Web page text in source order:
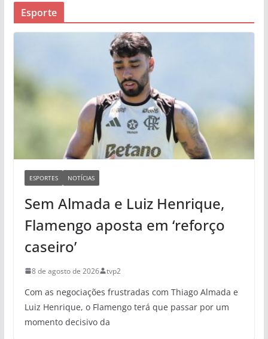
Esporte
ESPORTES NOTÍCIAS
Sem Almada e Luiz Henrique,
Flamengo aposta em ‘reforço
caseiro’
8 de agosto de 2026 tvp2
Com as negociações frustradas com Thiago Almada e
Luiz Henrique, o Flamengo terá que passar por um
momento decisivo da